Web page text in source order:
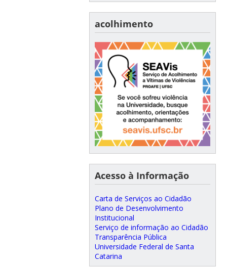
acolhimento
Acesso à Informação
Carta de Serviços ao Cidadão
Plano de Desenvolvimento
Institucional
Serviço de informação ao Cidadão
Transparência Pública
Universidade Federal de Santa
Catarina